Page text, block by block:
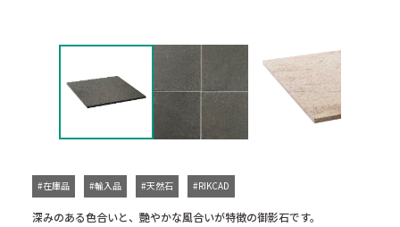
深みのある色合いと、艷やかな風合いが特徴の御影石です。
#在庫品 #輸入品 #天然石 #RIKCAD